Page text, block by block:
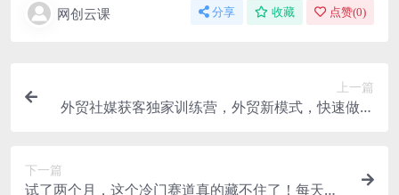
网创云课 分享 收藏 点赞(0)
上一篇
外贸社媒获客独家训练营，外贸新模式，快速做外
下一篇
试了两个月，这个冷门赛道真的藏不住了！每天日